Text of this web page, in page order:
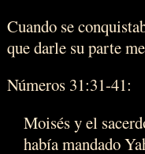
Cuando se
que darle su parte
Números 31:31-41:
Moisés y el
había mandado